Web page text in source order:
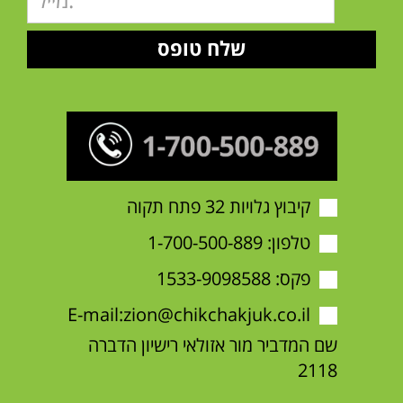
קיבוץ גלויות 32 פתח תקוה
טלפון:1-700-500-889
פקס: 1533-9098588
E-mail:zion@chikchakjuk.co.il
שם המדביר מור אזולאי רישיון הדברה
2118